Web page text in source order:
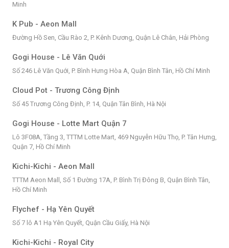
Minh
K Pub - Aeon Mall
Đường Hồ Sen, Cầu Rào 2, P. Kênh Dương, Quận Lê Chân, Hải Phòng
Gogi House - Lê Văn Quới
Số 246 Lê Văn Quới, P. Bình Hưng Hòa A, Quận Bình Tân, Hồ Chí Minh
Cloud Pot - Trương Công Định
Số 45 Trương Công Định, P. 14, Quận Tân Bình, Hà Nội
Gogi House - Lotte Mart Quận 7
Lô 3F08A, Tầng 3, TTTM Lotte Mart, 469 Nguyễn Hữu Thọ, P. Tân Hưng,
Quận 7, Hồ Chí Minh
Kichi-Kichi - Aeon Mall
TTTM Aeon Mall, Số 1 Đường 17A, P. Bình Trị Đông B, Quận Bình Tân,
Hồ Chí Minh
Flychef - Hạ Yên Quyết
Số 7 lô A1 Hạ Yên Quyết, Quận Cầu Giấy, Hà Nội
Kichi-Kichi - Royal City